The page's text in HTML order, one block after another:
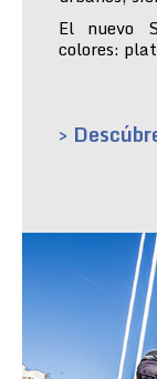
El nuevo
colores:
>